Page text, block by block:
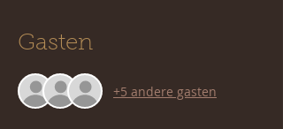
Gasten
+5 andere gasten